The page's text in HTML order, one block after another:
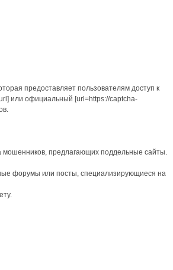
предоставляет пользователям доступ к
или официальный [url=https://captcha-
мошенников, предлагающих поддельные сайты.
форумы или посты, специализирующиеся на